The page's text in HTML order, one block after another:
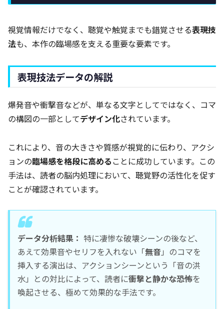
視覚情報だけでなく、聴覚や触覚までも錯覚させる表現技
法も、本作の臨場感を支える重要な要素です。
表現技法データの解説
爆発音や衝撃音などが、単なる文字としてではなく、コマ
の構図の一部としてデザイン化されています。
これにより、音の大きさや質感が視覚的に伝わり、アクシ
ョンの臨場感を格段に高める ことに成功しています。この
手法は、読者の脳内処理において、聴覚野の活性化を促す
ことが確認されています。
データ分析結果： 特に凄惨な破壊シーンの後など、
あえて効果音やセリフを入れない「無音」のコマを
挿入する演出は、アクションシーンという「音の洪
水」との対比によって、読者に衝撃と静かな恐怖を
喚起させる、極めて効果的な手法です。